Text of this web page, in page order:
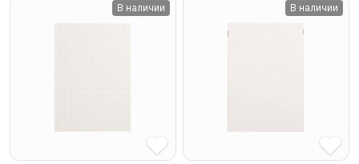
В наличии В наличии